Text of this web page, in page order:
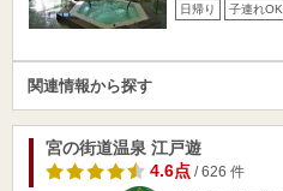
日帰り 子連れOK
関連情報から探す
宮の街道温泉 江戸遊
4.6点/ 626 件